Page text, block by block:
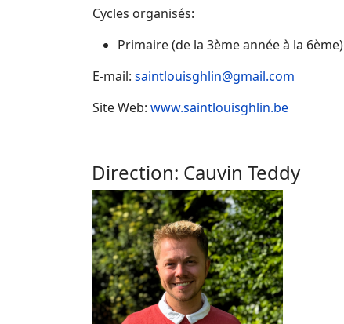
Cycles organisés:
Primaire (de la 3ème année à la 6ème)
E-mail: saintlouisghlin@gmail.com
Site Web: www.saintlouisghlin.be
Direction: Cauvin Teddy